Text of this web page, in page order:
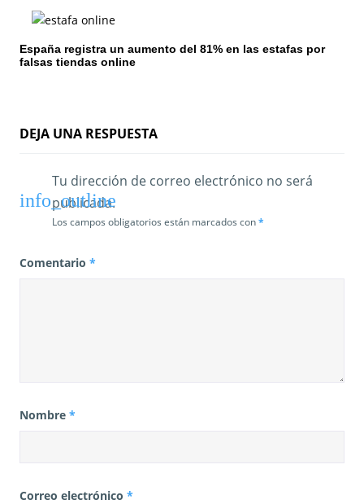
r
a
España registra un aumento del 81% en las estafas por
falsas tiendas online
DEJA UNA RESPUESTA
Tu dirección de correo electrónico no será
publicada.
Los campos obligatorios están marcados con*
Comentario *
Nombre *
Correo electrónico *